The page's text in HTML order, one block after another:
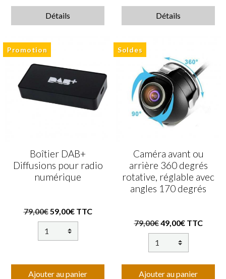
Détails Détails
Promotion
Boîtier DAB+
Diffusions pour radio
numérique
79,00€ 59,00€ TTC
Ajouter au panier
Soldes
Caméra avant ou
arrière 360 degrés
rotative, réglable avec
angles 170 degrés
79,00€49,00€ TTC
Ajouter au panier